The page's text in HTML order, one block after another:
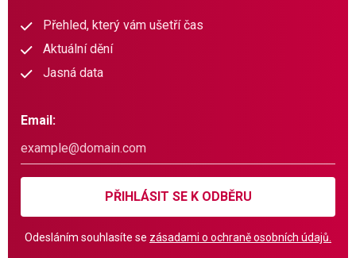
Přehled, který vám ušetří čas
Aktuální dění
Jasná data
Email:
PŘIHLÁSIT SE K ODBĚRU
Odesláním souhlasíte se zásadami o ochraně osobních údajů.